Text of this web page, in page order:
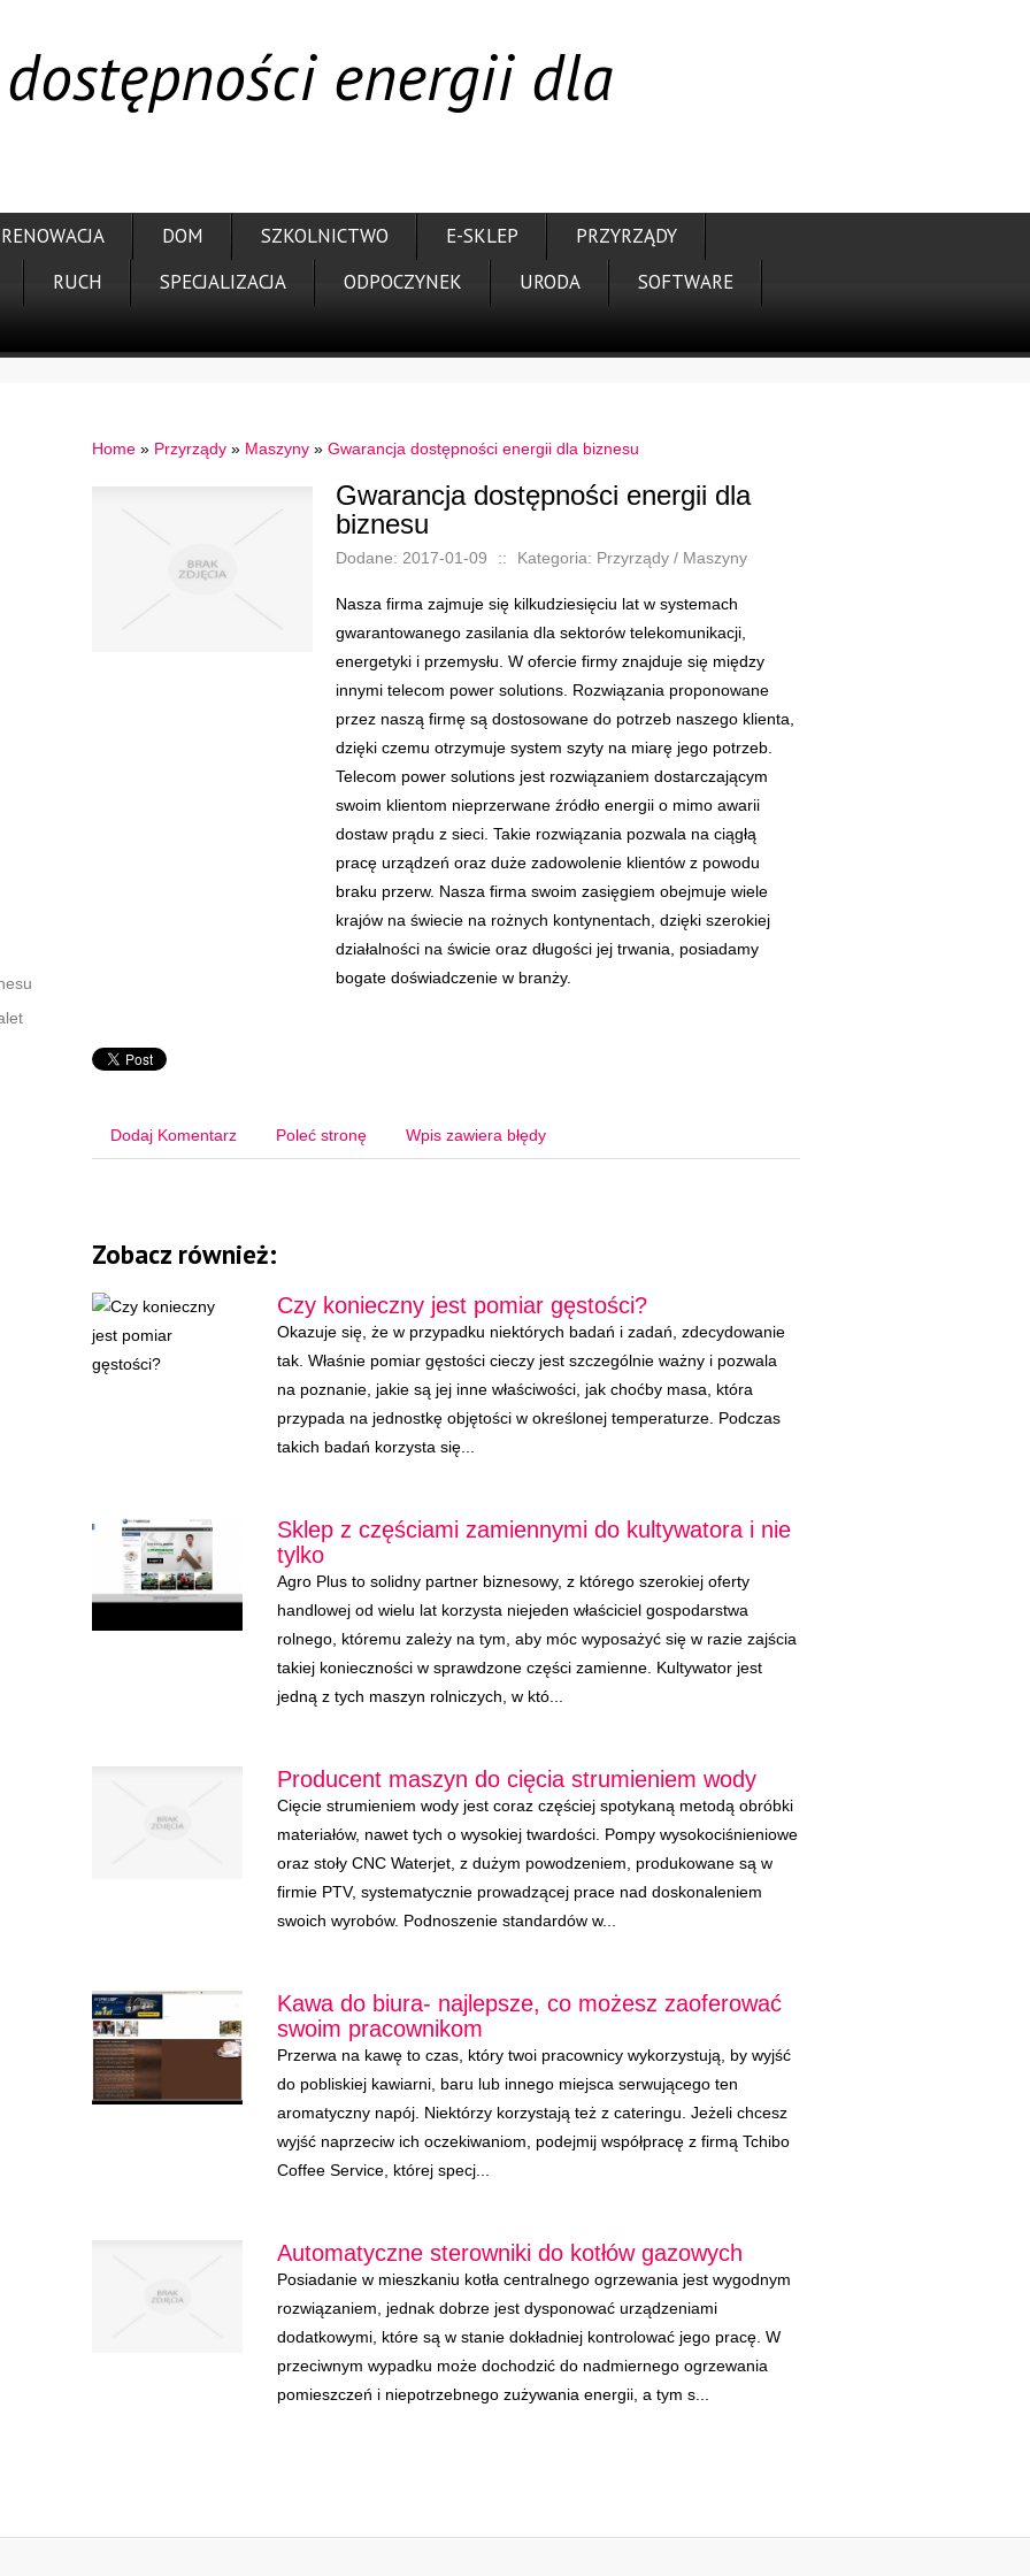
energii dla
RENOWACJA DOM SZKOLNICTWO E-SKLEP
PRZYRZĄDY
RUCH
SPECJALIZACJA ODPOCZYNEK URODA SOFTWARE
Home» Przyrządy» Maszyny» Gwarancja dostępności energii dla biznesu
Gwarancja dostępności energii dla
biznesu
Dodane: 2017-01-09 :: Kategoria: Przyrządy / Maszyny
Nasza firma zajmuje się kilkudziesięciu lat w systemach
gwarantowanego zasilania dla sektorów telekomunikacji,
energetyki i przemysłu. W ofercie firmy znajduje się między
innymi telecom power solutions. Rozwiązania proponowane
przez naszą firmę są dostosowane do potrzeb naszego klienta,
dzięki czemu otrzymuje system szyty na miarę jego potrzeb.
Telecom power solutions jest rozwiązaniem dostarczającym
swoim klientom nieprzerwane źródło energii o mimo awarii
dostaw prądu z sieci. Takie rozwiązania pozwala na ciągłą
pracę urządzeń oraz duże zadowolenie klientów z powodu
braku przerw. Nasza firma swoim zasięgiem obejmuje wiele
krajów na świecie na rożnych kontynentach, dzięki szerokiej
działalności na świcie oraz długości jej trwania, posiadamy
bogate doświadczenie w branży.
Dodaj Komentarz Poleć stronę Wpis zawiera błędy
Zobacz również:
Czy konieczny jest pomiar gęstości?
Okazuje się, że w przypadku niektórych badań i zadań, zdecydowanie
tak. Właśnie pomiar gęstości cieczy jest szczególnie ważny i pozwala
na poznanie, jakie są jej inne właściwości, jak choćby masa, która
przypada na jednostkę objętości w określonej temperaturze. Podczas
takich badań korzysta się...
Sklep z częściami zamiennymi do kultywatora i nie
tylko
Agro Plus to solidny partner biznesowy, z którego szerokiej oferty
handlowej od wielu lat korzysta niejeden właściciel gospodarstwa
rolnego, któremu zależy na tym, aby móc wyposażyć się w razie zajścia
takiej konieczności w sprawdzone części zamienne. Kultywator jest
jedną z tych maszyn rolniczych, w któ...
Producent maszyn do cięcia strumieniem wody
Cięcie strumieniem wody jest coraz częściej spotykaną metodą obróbki
materiałów, nawet tych o wysokiej twardości. Pompy wysokociśnieniowe
oraz stoły CNC Waterjet, z dużym powodzeniem, produkowane są w
firmie PTV, systematycznie prowadzącej prace nad doskonaleniem
swoich wyrobów. Podnoszenie standardów w...
Kawa do biura- najlepsze, co możesz zaoferować
swoim pracownikom
Przerwa na kawę to czas, który twoi pracownicy wykorzystują, by wyjść
do pobliskiej kawiarni, baru lub innego miejsca serwującego ten
aromatyczny napój. Niektórzy korzystają też z cateringu. Jeżeli chcesz
wyjść naprzeciw ich oczekiwaniom, podejmij współpracę z firmą Tchibo
Coffee Service, której specj...
Automatyczne sterowniki do kotłów gazowych
Posiadanie w mieszkaniu kotła centralnego ogrzewania jest wygodnym
rozwiązaniem, jednak dobrze jest dysponować urządzeniami
dodatkowymi, które są w stanie dokładniej kontrolować jego pracę. W
przeciwnym wypadku może dochodzić do nadmiernego ogrzewania
pomieszczeń i niepotrzebnego zużywania energii, a tym s...